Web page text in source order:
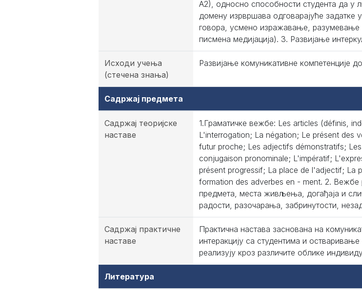
А2), односно способности студента да у
домену изрвршава одговарајуће задатке
говора, усмено изражавање,
писмена медијација). 3. Развијање
Исходи учења
(стечена знања)
Развијање комуникативне компетенције
Садржај предмета
Садржај теоријске
наставе
1.Граматичке вежбе: Les articles (définis,
L'interrogation; La négation; Le présent des
futur proche; Les adjectifs démonstratifs;
conjugaison pronominale; L'impératif;
présent progressif; La place de l'adjectif; La
formation des adverbes en - ment. 2.
предмета, места живљења, догађаја и
радости, разочарања, забринутости,
Садржај практичне
наставе
Практична настава заснована на
интеракцију са студентима и
реализују кроз различите облике
Литература